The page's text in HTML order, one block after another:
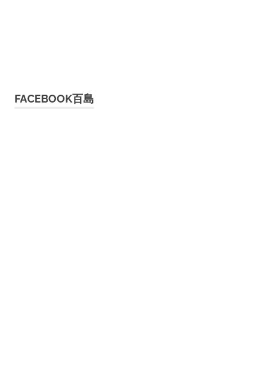
FACEBOOK百島